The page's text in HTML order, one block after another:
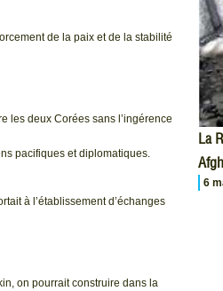
de la paix et de la stabilité
les deux Corées sans l’ingérence
pacifiques et diplomatiques.
à l’établissement d’échanges
on pourrait construire dans la
La
6